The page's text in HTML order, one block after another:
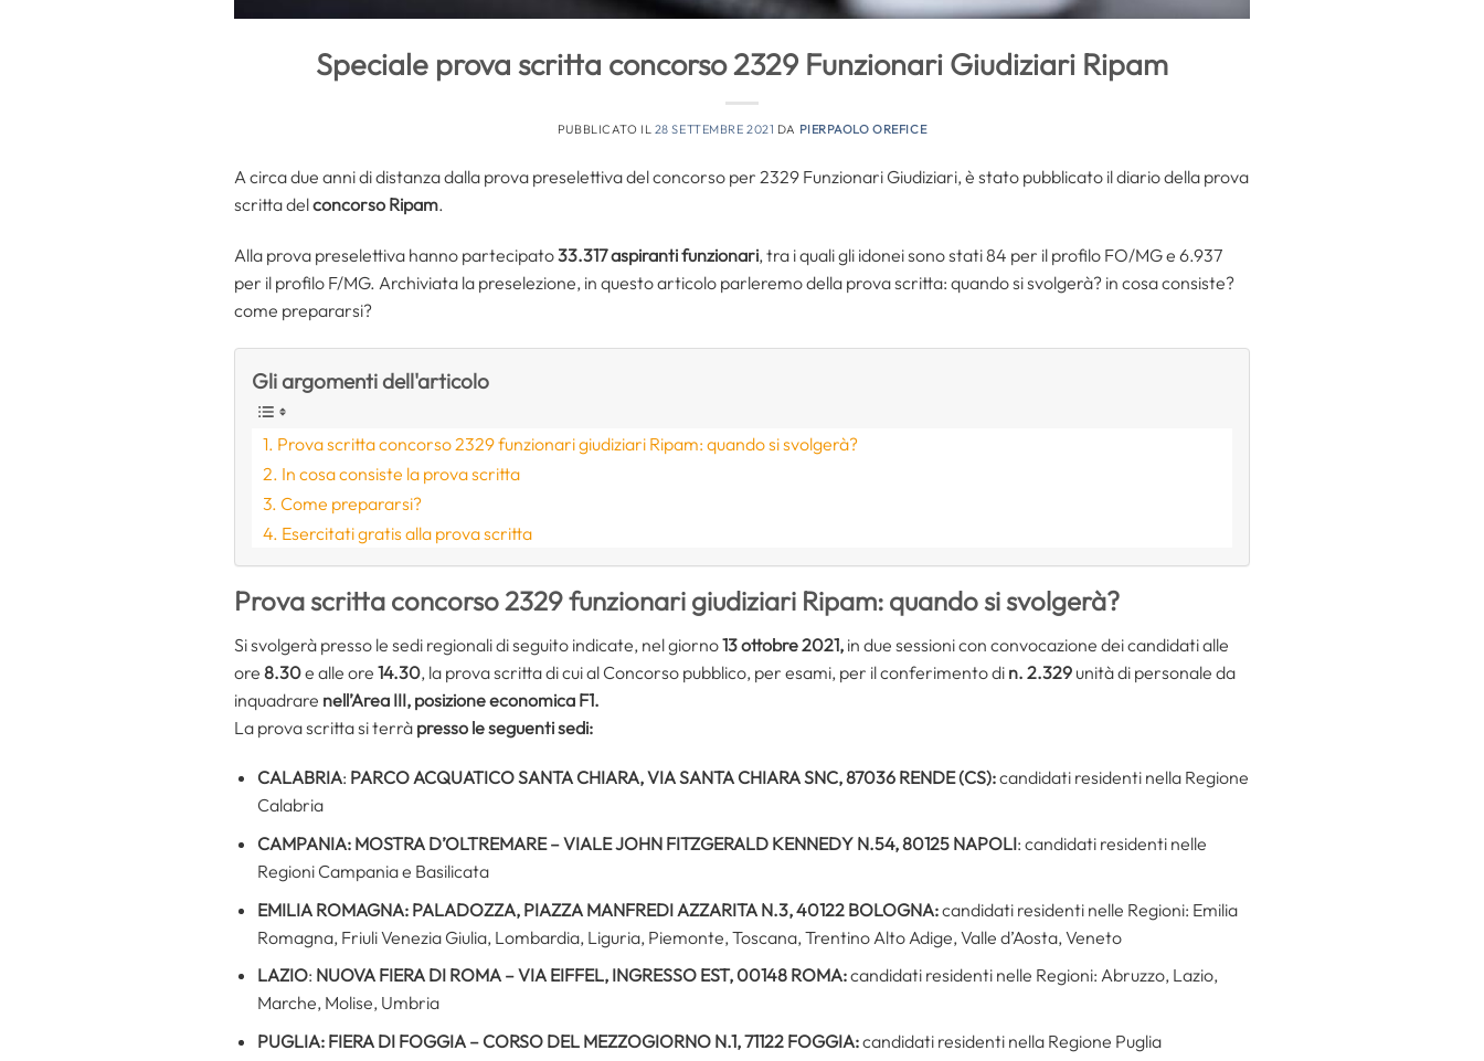
Speciale prova scritta concorso 2329 Funzionari Giudiziari Ripam
PUBBLICATO IL 28 SETTEMBRE 2021 DA PIERPAOLO OREFICE
A circa due anni di distanza dalla prova preselettiva del concorso per 2329 Funzionari Giudiziari, è stato pubblicato il diario della prova
scritta delconcorso Ripam.
Alla prova preselettiva hanno partecipato33.317 aspiranti funzionari, tra i quali gli idonei sono stati 84 per il profilo FO/MG e 6.937
per il profilo F/MG. Archiviata la preselezione, in questo articolo parleremo della prova scritta: quando si svolgerà? in cosa consiste?
come prepararsi?
Gli argomenti dell'articolo
Prova scritta concorso 2329 funzionari giudiziari Ripam: quando si svolgerà?
In cosa consiste la prova scritta
Come prepararsi?
Esercitati gratis alla prova scritta
Prova scritta concorso 2329 funzionari giudiziari Ripam: quando si svolgerà?
Si svolgerà presso le sedi regionali di seguito indicate, nel giorno13 ottobre 2021, in due sessioni con convocazione dei candidati alle
ore 8.30e alle ore 14.30, la prova scritta di cui al Concorso pubblico, per esami, per il conferimento di n. 2.329 unità di personale da
inquadrare nell’Area III, posizioneeconomica F1.
La prova scritta si terrà presso le seguenti sedi:
CALABRIA: PARCO ACQUATICO SANTA CHIARA, VIA SANTA CHIARA SNC, 87036 RENDE (CS):candidati residenti nella Regione
Calabria
CAMPANIA: MOSTRA D’OLTREMARE – VIALE JOHN FITZGERALD KENNEDY N.54, 80125 NAPOLI: candidati residenti nelle
Regioni Campania e Basilicata
EMILIA ROMAGNA: PALADOZZA, PIAZZA MANFREDI AZZARITA N.3, 40122 BOLOGNA:candidati residenti nelle Regioni: Emilia
Romagna, Friuli Venezia Giulia, Lombardia, Liguria, Piemonte, Toscana, Trentino Alto Adige, Valle d’Aosta, Veneto
LAZIO: NUOVA FIERA DI ROMA – VIA EIFFEL, INGRESSO EST, 00148 ROMA:candidati residenti nelle Regioni: Abruzzo, Lazio,
Marche, Molise, Umbria
PUGLIA: FIERA DI FOGGIA – CORSO DEL MEZZOGIORNO N.1, 71122 FOGGIA:candidati residenti nella Regione Puglia